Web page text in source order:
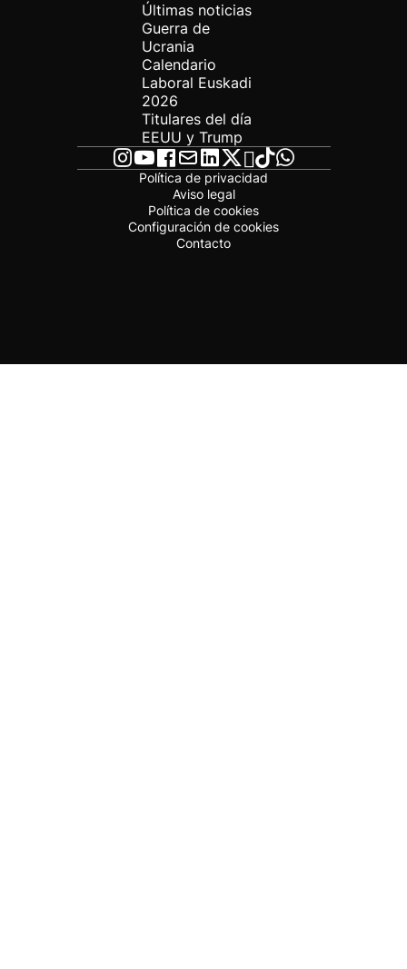
Últimas noticias
Guerra de
Ucrania
Calendario
Laboral Euskadi
2026
Titulares del día
EEUU y Trump
Política de privacidad
Aviso legal
Política de cookies
Configuración de cookies
Contacto